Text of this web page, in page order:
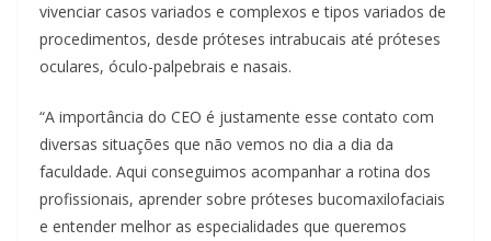
vivenciar casos variados e complexos e tipos variados de
procedimentos, desde próteses intrabucais até próteses
oculares, óculo-palpebrais e nasais.
“A importância do CEO é justamente esse contato com
diversas situações que não vemos no dia a dia da
faculdade. Aqui conseguimos acompanhar a rotina dos
profissionais, aprender sobre próteses bucomaxilofaciais
e entender melhor as especialidades que queremos